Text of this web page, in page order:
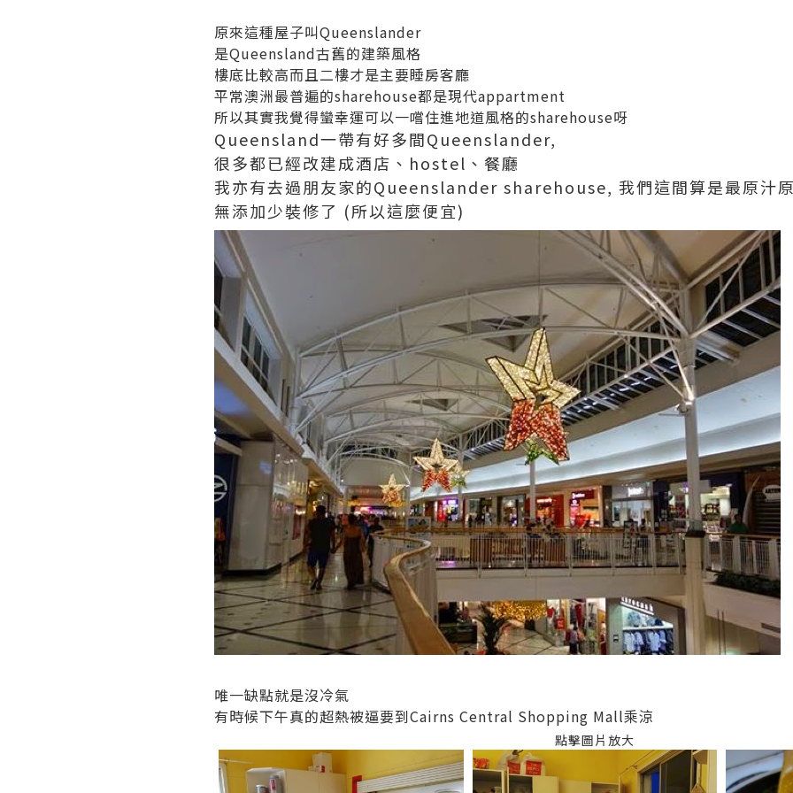
原來這種屋子叫Queenslander
是Queensland古舊的建築風格
樓底比較高而且二樓才是主要睡房客廳
平常澳洲最普遍的sharehouse都是現代appartment
所以其實我覺得蠻幸運可以一嚐住進地道風格的sharehouse呀
Queensland一帶有好多間Queenslander,
很多都已經改建成酒店、hostel、餐廳
我亦有去過朋友家的Queenslander sharehouse, 我們這間算是最原汁
無添加少裝修了 (所以這麼便宜)
唯一缺點就是沒冷氣
有時候下午真的超熱被逼要到Cairns Central Shopping Mall乘涼
點擊圖片放大